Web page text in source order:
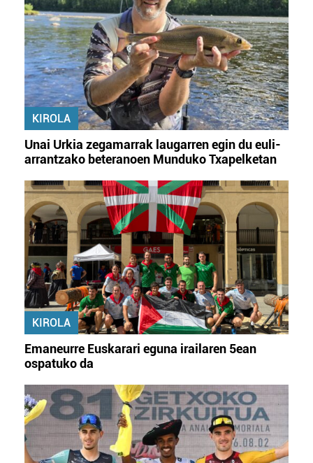
KIROLA
Unai Urkia zegamarrak laugarren egin du euli-
arrantzako beteranoen Munduko Txapelketan
KIROLA
Emaneurre Euskarari eguna irailaren 5ean
ospatuko da